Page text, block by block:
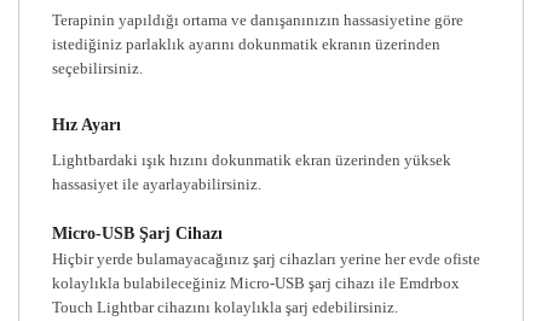
Terapinin yapıldığı ortama ve danışanınızın hassasiyetine göre
istediğiniz parlaklık ayarını dokunmatik ekranın üzerinden
seçebilirsiniz.
Hız Ayarı
Lightbardaki ışık hızını dokunmatik ekran üzerinden yüksek
hassasiyet ile ayarlayabilirsiniz.
Micro-USB Şarj Cihazı
Hiçbir yerde bulamayacağınız şarj cihazları yerine her evde ofiste
kolaylıkla bulabileceğiniz Micro-USB şarj cihazı ile Emdrbox
Touch Lightbar cihazını kolaylıkla şarj edebilirsiniz.